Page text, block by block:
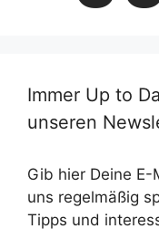
Immer Up to
unseren
Gib hier Deine
uns regelmäßig
Tipps und